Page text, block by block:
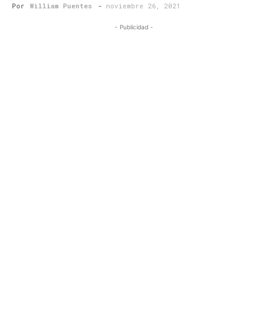
Por William Puentes - noviembre 26, 2021
- Publicidad -